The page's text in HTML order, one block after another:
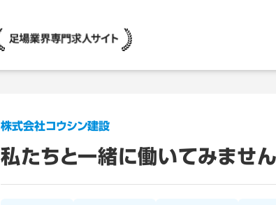
株式会社コウシン建設
私たちと一緒に働いてみませ